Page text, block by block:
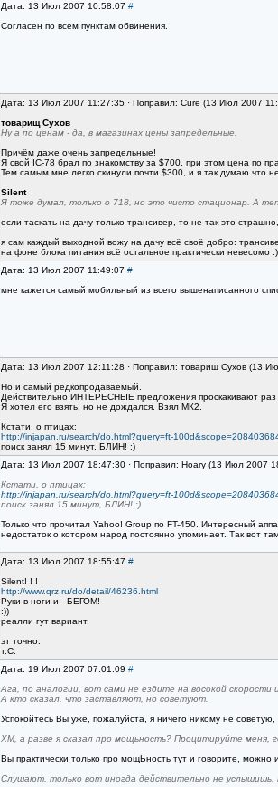
Дата: 13 Июл 2007 10:58:07 #
Согласен по всем пунктам обвинения.
Дата: 13 Июл 2007 11:27:35 · Поправил: Cure (13 Июл 2007
товарищ Сухов
Ну а по ценам - да, в магазинах цены запредельные.
Причём даже очень запредельные!
Я свой IC-78 брал по знакомству за $700, при этом цена по
Тем самым мне легко скинули почти $300, и я так думаю что
Silent
Я тоже думал, только о 718, но это чисто стационар. А
если таскать на дачу только трансивер, то не так это
я сам каждый выходной вожу на дачу всё своё добро:
на фоне блока питания всё остальное практически невесомо :)
Дата: 13 Июл 2007 11:49:07 #
мне кажется самый мобильный из всего вышенаписанного
Дата: 13 Июл 2007 12:11:28 · Поправил: товарищ Сухов (13
Но и самый редкопродаваемый.
Действительно ИНТЕРЕСНЫЕ предложения проскакивают раз
Я хотел его взять, но не дождался. Взял МК2.
Кстати, о птицах:
http://injapan.ru/search/do.html?query=ft-
поиск занял 15 минут, БЛИН! :)
Дата: 13 Июл 2007 18:47:30 · Поправил: Hoary (13 Июл 2007
Кстати, о птицах:
http://injapan.ru/search/do.html?query=ft-
поиск занял 15 минут, БЛИН! :)
Только что прочитал Yahoo! Group по FT-450. Интересный
недостаток о котором народ постоянно упоминает. Так вот
Дата: 13 Июл 2007 18:55:47 #
Silent! ! !
http://www.qrz.ru/do/detail/46236.html
Руки в ноги и - БЕГОМ!
:))
реалли гут вариант.
эт точно.
т.С.
Дата: 19 Июл 2007 07:01:09 #
Ага, по аналогии, вот сами не ездите на восокой скорости
А кто сказал. что заставляют, но советуют.
Успокойтесь Вы уже, пожалуйста, я ничего никому не
ХМ, а разве я сказал про мощьность? Процитируйте меня,
Вы практически только про мощЬность тут и говорите, можно
Слушают, только вот иногда действительно не услышишь,